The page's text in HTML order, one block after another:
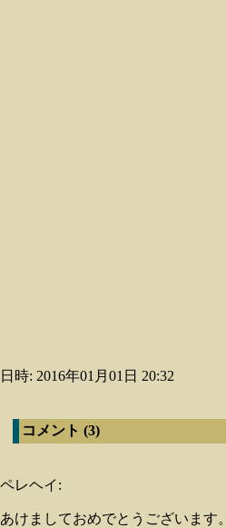
日時: 2016年01月01日 20:32
コメント (3)
ペレヘイ:
あけましておめでとうございます。